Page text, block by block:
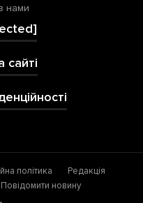
нами
сайті
політика
Редакція
Повідомити новину